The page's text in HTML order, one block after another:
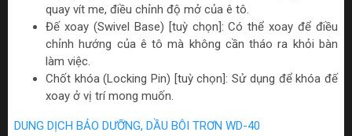
quay vít me, điều chỉnh độ mở của ê tô.
Đế xoay (Swivel Base) [tuỳ chọn]: Có thể xoay để điều
chỉnh hướng của ê tô mà không cần tháo ra khỏi bàn
làm việc.
Chốt khóa (Locking Pin) [tuỳ chọn]: Sử dụng để khóa đế
xoay ở vị trí mong muốn.
DUNG DỊCH BẢO DƯỠNG, DẦU BÔI TRƠN WD-40